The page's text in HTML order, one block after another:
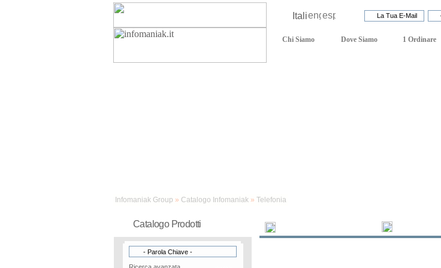
Chi Siamo Dove Siamo 1 Ordinare
Infomaniak Group » Catalogo Infomaniak » Telefonia
Catalogo Prodotti